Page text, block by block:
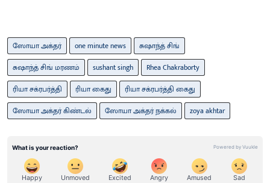
ஸோயா அக்தர் one minute news
சுஷாந்த் சிங்
சுஷாந்த் சிங் மரணம்
sushant singh
Rhea Chakraborty
ரியா சக்ரபர்த்தி
ரியா கைது
ரியா சக்ரபர்த்தி கைது
ஸோயா அக்தர் கிண்டல்
ஸோயா அக்தர் நக்கல் zoya akhtar